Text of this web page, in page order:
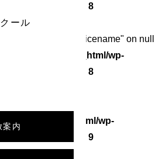
ール
案内
8
"category_nicename" on null
public_html/wp-
8
public_html/wp-
9